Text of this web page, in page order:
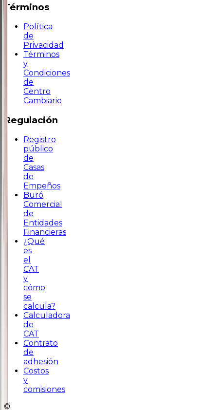
Términos
Política
de
Privacidad
Términos
y
Condiciones
de
Centro
Cambiario
Regulación
Registro
público
de
Casas
de
Empeños
Buró
Comercial
de
Entidades
Financieras
¿Qué
es
el
CAT
y
cómo
se
calcula?
Calculadora
de
CAT
Contrato
de
adhesión
Costos
y
comisiones
©